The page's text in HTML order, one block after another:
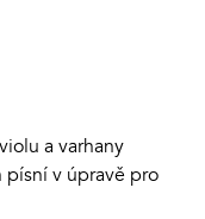
a varhany
v úpravě pro